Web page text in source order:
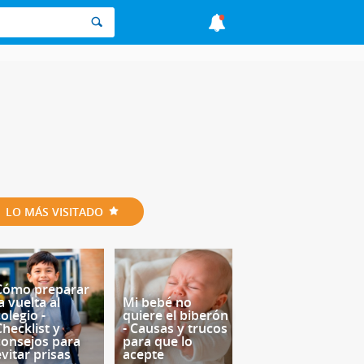
LO MÁS VISITADO
preparar
vuelta al
-
y
para
prisas
Mi bebé no
quiere el biberón
- Causas y trucos
para que lo
acepte